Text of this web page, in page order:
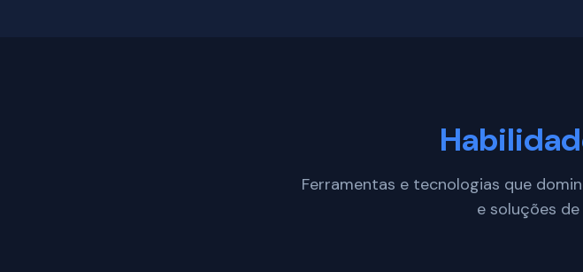
Ferramentas e tecnologias que
e soluções